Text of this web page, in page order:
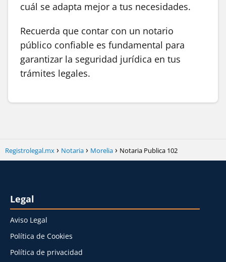
cuál se adapta mejor a tus necesidades.
Recuerda que contar con un notario
público confiable es fundamental para
garantizar la seguridad jurídica en tus
trámites legales.
Registrolegal.mx Notaria Morelia Notaria Publica 102
Legal
Aviso Legal
Política de Cookies
Política de privacidad